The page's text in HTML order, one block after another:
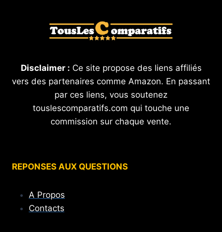
Disclaimer : Ce site propose des liens affiliés
vers des partenaires comme Amazon. En passant
par ces liens, vous soutenez
touslescomparatifs.com qui touche une
commission sur chaque vente.
REPONSES AUX QUESTIONS
A Propos
Contacts